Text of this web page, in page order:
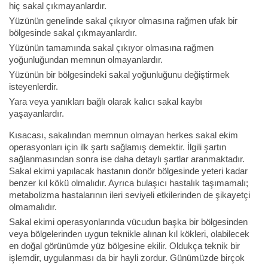
hiç sakal çıkmayanlardır.
Yüzünün genelinde sakal çıkıyor olmasına rağmen ufak bir
bölgesinde sakal çıkmayanlardır.
Yüzünün tamamında sakal çıkıyor olmasına rağmen
yoğunluğundan memnun olmayanlardır.
Yüzünün bir bölgesindeki sakal yoğunluğunu değiştirmek
isteyenlerdir.
Yara veya yanıkları bağlı olarak kalıcı sakal kaybı
yaşayanlardır.
Kısacası, sakalından memnun olmayan herkes sakal ekim
operasyonları için ilk şartı sağlamış demektir. İlgili şartın
sağlanmasından sonra ise daha detaylı şartlar aranmaktadır.
Sakal ekimi yapılacak hastanın donör bölgesinde yeteri kadar
benzer kıl kökü olmalıdır. Ayrıca bulaşıcı hastalık taşımamalı;
metabolizma hastalarının ileri seviyeli etkilerinden de şikayetçi
olmamalıdır.
Sakal ekimi operasyonlarında vücudun başka bir bölgesinden
veya bölgelerinden uygun teknikle alınan kıl kökleri, olabilecek
en doğal görünümde yüz bölgesine ekilir. Oldukça teknik bir
işlemdir, uygulanması da bir hayli zordur. Günümüzde birçok